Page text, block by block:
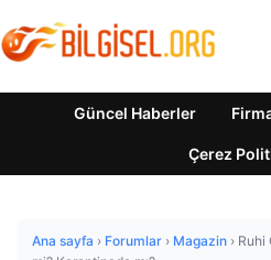
Güncel Haberler
Çerez
Ana sayfa › Forumlar › Magazin › Ruhi